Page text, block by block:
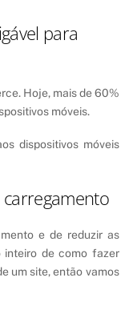
para
Hoje, mais de 60%
móveis.
dispositivos móveis
e de reduzir as
inteiro de como fazer
um site, então vamos